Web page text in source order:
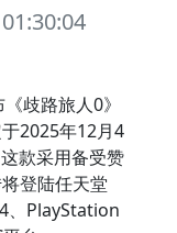
歧路旅人0》
2025年12月4
款采用备受赞
登陆任天堂
、PlayStation